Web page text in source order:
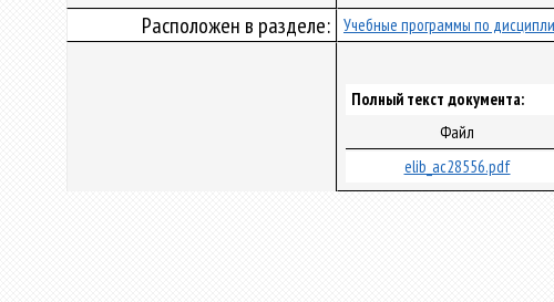
Расположен в разделе: Учебные программы по
Полный текст документа:
Файл
elib_ac28556.pdf